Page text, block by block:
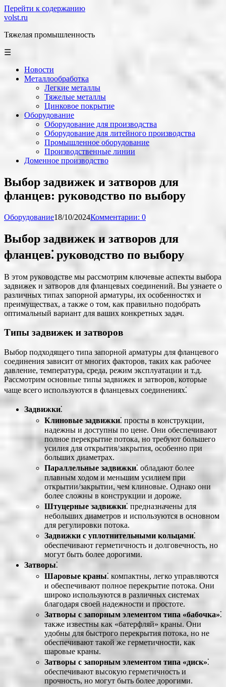
Перейти к содержанию
volst.ru
Тяжелая промышленность
☰
Новости
Металлообработка
Легкие металлы
Тяжелые металлы
Цинковое покрытие
Оборудование
Оборудование для производства
Оборудование для литейного производства
Промышленное оборудование
Производственные линии
Доменное производство
Выбор задвижек и затворов для
фланцев: руководство по выбору
Оборудование18/10/2024Комментарии: 0
Выбор задвижек и затворов для
фланцев⁚ руководство по выбору
В этом руководстве мы рассмотрим ключевые аспекты выбора
задвижек и затворов для фланцевых соединений. Вы узнаете о
различных типах запорной арматуры, их особенностях и
преимуществах, а также о том, как правильно подобрать
оптимальный вариант для ваших конкретных задач.
Типы задвижек и затворов
Выбор подходящего типа запорной арматуры для фланцевого
соединения зависит от многих факторов, таких как рабочее
давление, температура, среда, режим эксплуатации и т.д.
Рассмотрим основные типы задвижек и затворов, которые
чаще всего используются в фланцевых соединениях⁚
Задвижки⁚
Клиновые задвижки⁚ просты в конструкции,
надежны и доступны по цене. Они обеспечивают
полное перекрытие потока, но требуют большего
усилия для открытия/закрытия, особенно при
больших диаметрах.
Параллельные задвижки⁚ обладают более
плавным ходом и меньшим усилием при
открытии/закрытии, чем клиновые. Однако они
более сложны в конструкции и дороже.
Штуцерные задвижки⁚ предназначены для
небольших диаметров и используются в основном
для регулировки потока.
Задвижки с уплотнительными кольцами⁚
обеспечивают герметичность и долговечность, но
могут быть более дорогими.
Затворы⁚
Шаровые краны⁚ компактны, легко управляются
и обеспечивают полное перекрытие потока. Они
широко используются в различных системах
благодаря своей надежности и простоте.
Затворы с запорным элементом типа «бабочка»⁚
также известны как «батерфляй» краны. Они
удобны для быстрого перекрытия потока, но не
обеспечивают такой же герметичности, как
шаровые краны.
Затворы с запорным элементом типа «диск»⁚
обеспечивают высокую герметичность и
прочность, но могут быть более дорогими.